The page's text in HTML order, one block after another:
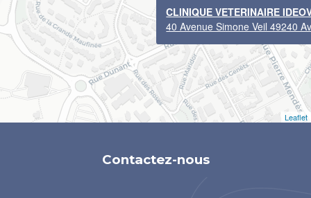
CLINIQUE VETERINAIRE
40 Avenue Simone Veil 49240
Leaflet
Contactez-nous